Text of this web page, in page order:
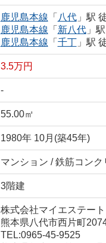
鹿児島本線 「 八代」駅
鹿児島本線 「 新八代」
鹿児島本線 「 千丁」駅
3.5万円
-
55.00㎡
1980年 10月(築45年)
マンション / 鉄筋コンク
3階建
株式会社マイエステート
熊本県八代市西片町
TEL:0965-45-9525